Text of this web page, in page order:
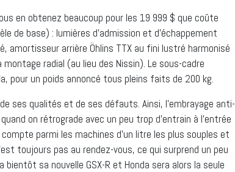
en obtenez beaucoup pour les 19 999 $ que coûte
de base) : lumières d’admission et d’échappement
amortisseur arrière Öhlins TTX au fini lustré harmonisé
radial (au lieu des Nissin). Le sous-cadre
pour un poids annoncé tous pleins faits de 200 kg.
de ses qualités et de ses défauts. Ainsi, l’embrayage anti-
on rétrograde avec un peu trop d’entrain à l’entrée
parmi les machines d’un litre les plus souples et
toujours pas au rendez-vous, ce qui surprend un peu
sa nouvelle GSX-R et Honda sera alors la seule